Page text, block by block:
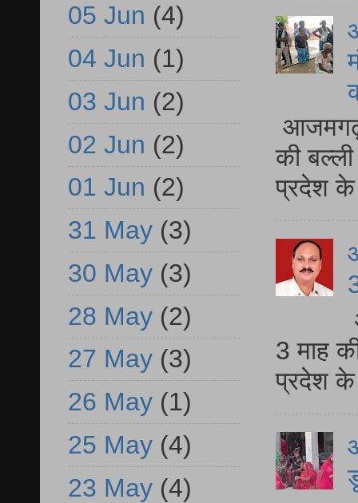
आजमगढ़
की
प्रदेश
3 माह
प्रदेश
05 Jun (4)
04 Jun (1)
03 Jun (2)
02 Jun (2)
01 Jun (2)
31 May (3)
30 May (3)
28 May (2)
27 May (3)
26 May (1)
25 May (4)
23 May (4)